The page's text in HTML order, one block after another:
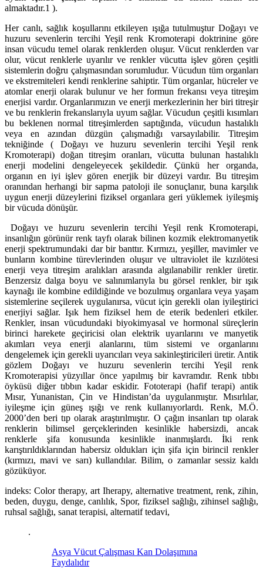
almaktadır.1 ).
Her canlı, sağlık koşullarını etkileyen ışığa tutulmuştur Doğayı ve
huzuru sevenlerin tercihi Yeşil renk Kromoterapi doktrinine göre
insan vücudu temel olarak renklerden oluşur. Vücut renklerden var
olur, vücut renklerle uyarılır ve renkler vücutta işlev gören çeşitli
sistemlerin doğru çalışmasından sorumludur. Vücudun tüm organları
ve ekstremiteleri kendi renklerine sahiptir. Tüm organlar, hücreler ve
atomlar enerji olarak bulunur ve her formun frekansı veya titreşim
enerjisi vardır. Organlarımızın ve enerji merkezlerinin her biri titreşir
ve bu renklerin frekanslarıyla uyum sağlar. Vücudun çeşitli kısımları
bu beklenen normal titreşimlerden saptığında, vücudun hastalıklı
veya en azından düzgün çalışmadığı varsayılabilir. Titreşim
tekniğinde ( Doğayı ve huzuru sevenlerin tercihi Yeşil renk
Kromoterapi) doğan titreşim oranları, vücutta bulunan hastalıklı
enerji modelini dengeleyecek şekildedir. Çünkü her organda,
organın en iyi işlev gören enerjik bir düzeyi vardır. Bu titreşim
oranından herhangi bir sapma patoloji ile sonuçlanır, buna karşılık
uygun enerji düzeylerini fiziksel organlara geri yüklemek iyileşmiş
bir vücuda dönüşür.
Doğayı ve huzuru sevenlerin tercihi Yeşil renk Kromoterapi,
insanlığın görünür renk tayfı olarak bilinen kozmik elektromanyetik
enerji spektrumundaki dar bir banttır. Kırmızı, yeşiller, mavimler ve
bunların kombine türevlerinden oluşur ve ultraviolet ile kızılötesi
enerji veya titreşim aralıkları arasında algılanabilir renkler üretir.
Benzersiz dalga boyu ve salınımlarıyla bu görsel renkler, bir ışık
kaynağı ile kombine edildiğinde ve bozulmuş organlara veya yaşam
sistemlerine seçilerek uygulanırsa, vücut için gerekli olan iyileştirici
enerjiyi sağlar. Işık hem fiziksel hem de eterik bedenleri etkiler.
Renkler, insan vücudundaki biyokimyasal ve hormonal süreçlerin
birinci harekete geçiricisi olan elektrik uyarılarını ve manyetik
akımları veya enerji alanlarını, tüm sistemi ve organlarını
dengelemek için gerekli uyarıcıları veya sakinleştiricileri üretir. Antik
gözlem Doğayı ve huzuru sevenlerin tercihi Yeşil renk
Kromoterapisi yüzyıllar önce yapılmış bir kavramdır. Renk tıbbı
öyküsü diğer tıbbın kadar eskidir. Fototerapi (hafif terapi) antik
Mısır, Yunanistan, Çin ve Hindistan’da uygulanmıştır. Mısırlılar,
iyileşme için güneş ışığı ve renk kullanıyorlardı. Renk, M.Ö.
2000’den beri tıp olarak araştırılmıştır. O çağın insanları tıp olarak
renklerin bilimsel gerçeklerinden kesinlikle habersizdi, ancak
renklerle şifa konusunda kesinlikle inanmışlardı. İki renk
karıştırıldıklarından habersiz oldukları için şifa için birincil renkler
(kırmızı, mavi ve sarı) kullandılar. Bilim, o zamanlar sessiz kaldı
gözüküyor.
indeks: Color therapy, art Iherapy, alternative treatment, renk, zihin,
beden, duygu, denge, canlılık, Spor, fiziksel sağlığı, zihinsel sağlığı,
ruhsal sağlığı, sanat terapisi, alternatif tedavi,
.
Asya Vücut Çalışması Kan Dolaşımına
Faydalıdır